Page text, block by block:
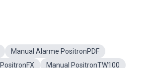
Manual Alarme PositronPDF
Manual PositronTW100